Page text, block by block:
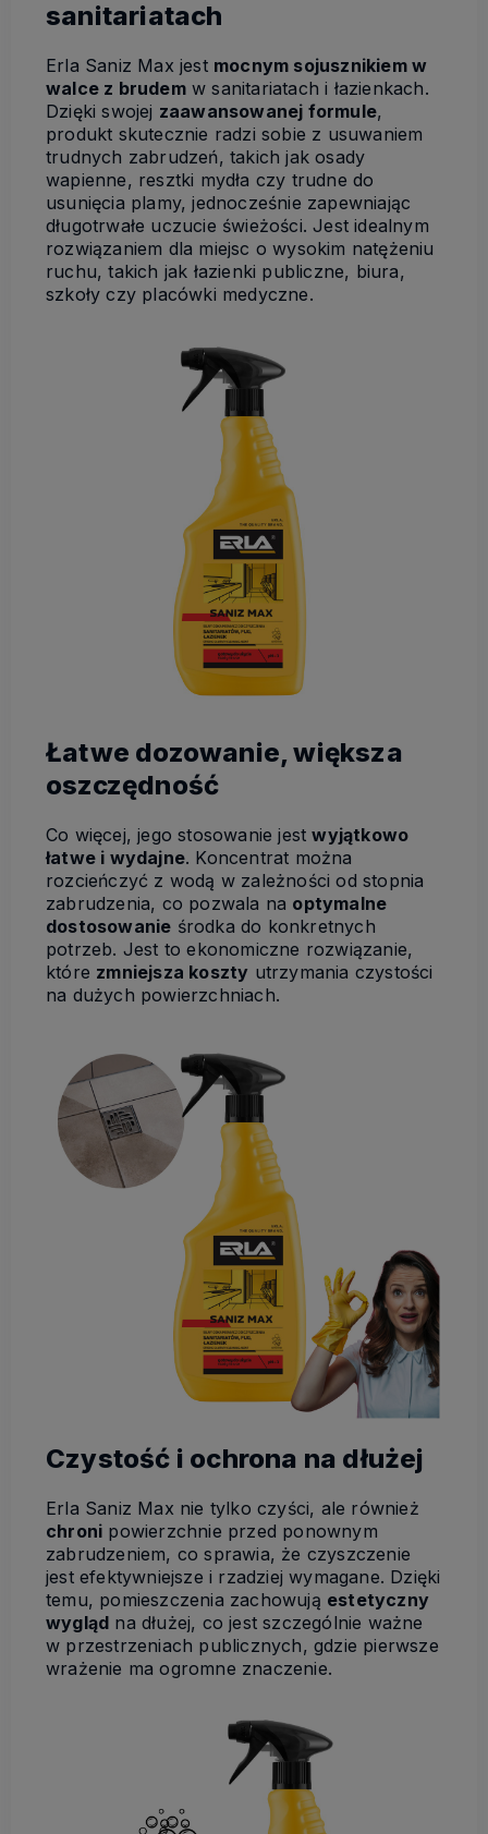
sanitariatach
Erla Saniz Max jest mocnym sojusznikiem w
walce z brudemw sanitariatach i łazienkach.
Dzięki swojej zaawansowanej formule,
produkt skutecznie radzi sobie z usuwaniem
trudnych zabrudzeń, takich jak osady
wapienne, resztki mydła czy trudne do
usunięcia plamy, jednocześnie zapewniając
długotrwałe uczucie świeżości. Jest idealnym
rozwiązaniem dla miejsc o wysokim natężeniu
ruchu, takich jak łazienki publiczne, biura,
szkoły czy placówki medyczne.
Łatwe dozowanie, większa
oszczędność
Co więcej, jego stosowanie jestwyjątkowo
łatwe i wydajne. Koncentrat można
rozcieńczyć z wodą w zależności od stopnia
zabrudzenia, co pozwala na optymalne
dostosowanie środka do konkretnych
potrzeb. Jest to ekonomiczne rozwiązanie,
które zmniejsza koszty utrzymania czystości
na dużych powierzchniach.
Czystość i ochrona na dłużej
Erla Saniz Max nie tylko czyści, ale również
chroni powierzchnie przed ponownym
zabrudzeniem, co sprawia, że czyszczenie
jest efektywniejsze i rzadziej wymagane. Dzięki
temu, pomieszczenia zachowują estetyczny
wygląd na dłużej, co jest szczególnie ważne
w przestrzeniach publicznych, gdzie pierwsze
wrażenie ma ogromne znaczenie.